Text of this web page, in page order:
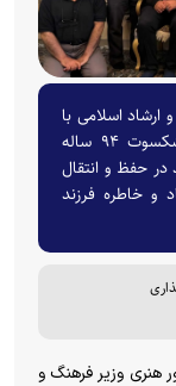
اسلامی با
حضور در منزل استاد مرتضی صفاریان، پیشکسوت ۹۴ ساله
حفظ و انتقال
و خاطره فرزند
هنری وزیر فرهنگ و